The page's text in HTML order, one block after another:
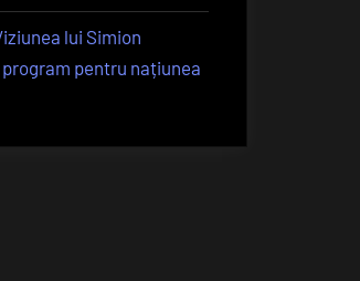
lui Simion
pentru națiunea